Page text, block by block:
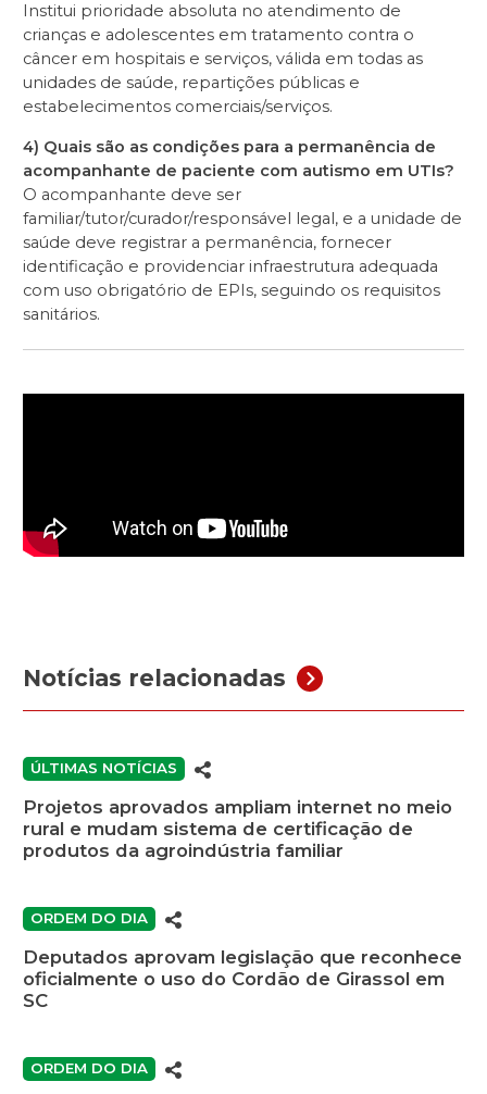
Institui prioridade absoluta no atendimento de
crianças e adolescentes em tratamento contra o
câncer em hospitais e serviços, válida em todas as
unidades de saúde, repartições públicas e
estabelecimentos comerciais/serviços.
4) Quais são as condições para a permanência de
acompanhante de paciente com autismo em UTIs?
O acompanhante deve ser
familiar/tutor/curador/responsável legal, e a unidade de
saúde deve registrar a permanência, fornecer
identificação e providenciar infraestrutura adequada
com uso obrigatório de EPIs, seguindo os requisitos
sanitários.
Notícias relacionadas
ÚLTIMAS NOTÍCIAS
Projetos aprovados ampliam internet no meio
rural e mudam sistema de certificação de
produtos da agroindústria familiar
ORDEM DO DIA
Deputados aprovam legislação que reconhece
oficialmente o uso do Cordão de Girassol em
SC
ORDEM DO DIA